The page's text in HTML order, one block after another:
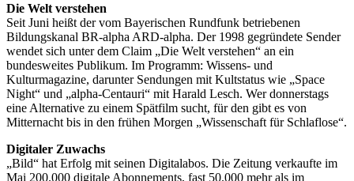
Die Welt verstehen
Seit Juni heißt der vom Bayerischen Rundfunk betriebenen
Bildungskanal BR-alpha ARD-alpha. Der 1998 gegründete Sender
wendet sich unter dem Claim „Die Welt verstehen“ an ein
bundesweites Publikum. Im Programm: Wissens- und
Kulturmagazine, darunter Sendungen mit Kultstatus wie „Space
Night“ und „alpha-Centauri“ mit Harald Lesch. Wer donnerstags
eine Alternative zu einem Spätfilm sucht, für den gibt es von
Mitternacht bis in den frühen Morgen „Wissenschaft für Schlaf­lose“.
Digitaler Zuwachs
„Bild“ hat Erfolg mit seinen Digitalabos. Die Zeitung verkaufte im
Mai 200.000 digitale Abonnements, fast 50.000 mehr als im